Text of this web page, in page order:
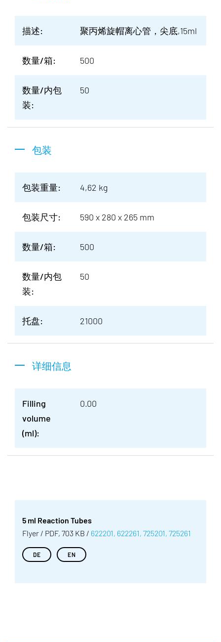
描述: 聚丙烯旋帽离心管，尖底,15ml
数量/箱: 500
数量/内包
装:
50
包装
包装重量: 4,62 kg
包装尺寸: 590 x 280 x 265 mm
数量/箱: 500
数量/内包
装:
50
托盘: 21000
详细信息
Filling
volume
(ml):
0.00
5 ml Reaction Tubes
Flyer / PDF, 703 KB / 622201, 622261, 725201, 725261
DE EN